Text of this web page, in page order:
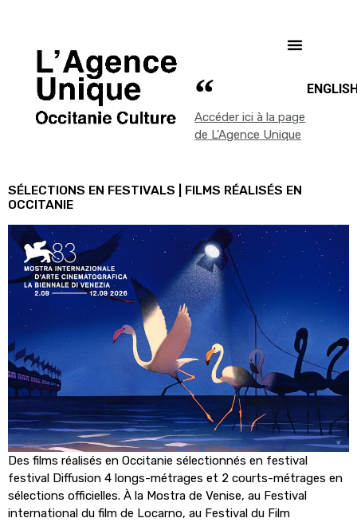
Accéder ici à la page
de L'Agence Unique
SÉLECTIONS EN FESTIVALS | FILMS RÉALISÉS EN
OCCITANIE
Des films réalisés en Occitanie sélectionnés en festival
festival Diffusion 4 longs-métrages et 2 courts-métrages en
sélections officielles. À la Mostra de Venise, au Festival
international du film de Locarno, au Festival du Film